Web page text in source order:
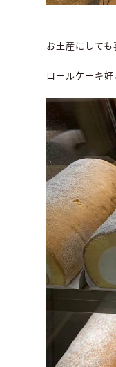
お土産にして
ロールケーキ